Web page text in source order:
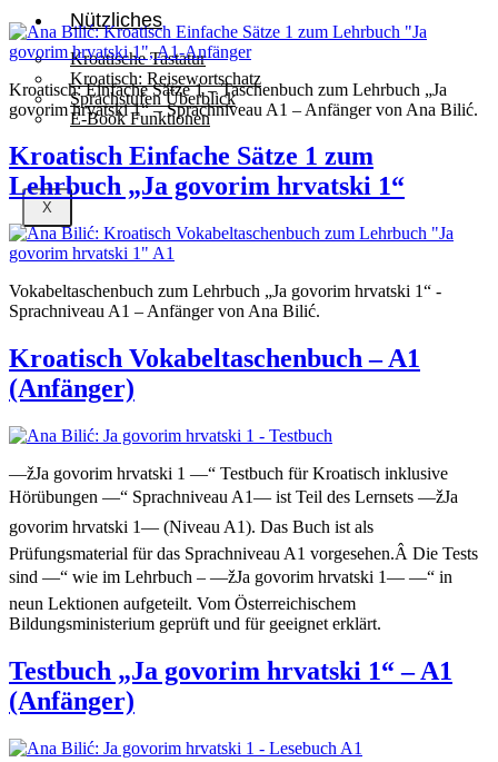
Nützliches
Kroatische Tastatur
Kroatisch: Reisewortschatz
Sprachstufen Überblick
E-Book Funktionen
X
Kroatisch: Einfache Sätze 1 – Taschenbuch zum Lehrbuch „Ja
govorim hrvatski 1“ – Sprachniveau A1 – Anfänger von Ana Bilić.
Kroatisch Einfache Sätze 1 zum
Lehrbuch „Ja govorim hrvatski 1“
Vokabeltaschenbuch zum Lehrbuch „Ja govorim hrvatski 1“ -
Sprachniveau A1 – Anfänger von Ana Bilić.
Kroatisch Vokabeltaschenbuch – A1
(Anfänger)
—žJa govorim hrvatski 1 —“ Testbuch für Kroatisch inklusive
Hörübungen —“ Sprachniveau A1— ist Teil des Lernsets —žJa
govorim hrvatski 1— (Niveau A1). Das Buch ist als
Prüfungsmaterial für das Sprachniveau A1 vorgesehen.Â Die Tests
sind —“ wie im Lehrbuch – —žJa govorim hrvatski 1— —“ in
neun Lektionen aufgeteilt. Vom Österreichischem
Bildungsministerium geprüft und für geeignet erklärt.
Testbuch „Ja govorim hrvatski 1“ – A1
(Anfänger)